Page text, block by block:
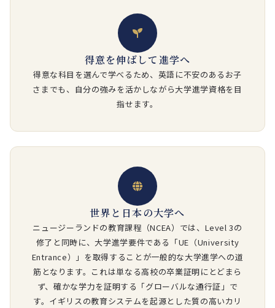
得意を伸ばして進学へ
得意な科目を選んで学べるため、英語に不安のあるお子
さまでも、自分の強みを活かしながら大学進学資格を目
指せます。
世界と日本の大学へ
ニュージーランドの教育課程（NCEA）では、Level 3の
修了と同時に、大学進学要件である「UE（University
Entrance）」を取得することが一般的な大学進学への道
筋となります。これは単なる高校の卒業証明にとどまら
ず、確かな学力を証明する「グローバルな通行証」で
す。イギリスの教育システムを起源とした質の高いカリ